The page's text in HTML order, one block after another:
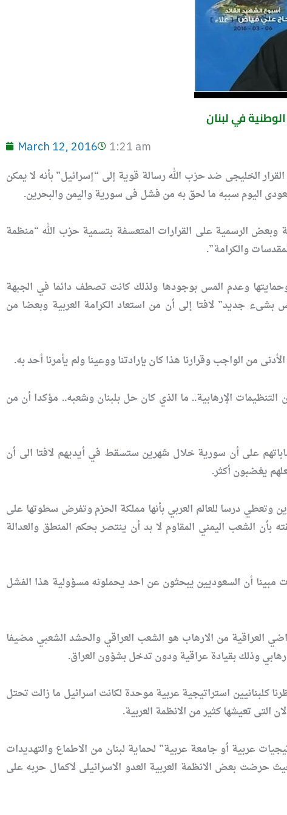
في لبنان
March 12, 2016 1:21 am
الخليجى ضد حزب الله رسالة قوية إلى “إسرائيل” بأنه لا يمكن
اليوم سببه ما لحق به من فشل فى سورية واليمن والبحرين.
الرسمية على القرارات المتعسفة بتسمية حزب الله “منظمة
والكرامة”.
وعدم المس بوجودها ولذلك كانت تصطف دائما في الجبهة
بشىء جديد” لافتا إلى أن من استعاد الكرامة العربية وبعضا من
من الواجب وقرارنا هذا كان بإرادتنا ووعينا ولم يأمرنا أحد به.
الإرهابية.. ما الذي كان حل بلبنان وشعبه.. مؤكدا أن من
على أن سورية خلال شهرين ستسقط في أيديهم لافتا الى أن
يغضبون أكثر.
وتعطي درسا للعالم العربي بأنها مملكة الحزم وتفرض سطوتها على
بأن الشعب اليمني المقاوم لا بد أن ينتصر بحكم المنطق والعدالة
السعودي في البحرين وهو يتمثل في الفشل بإنهاء الانتفاضة الشعبية بعد 5 سنوات مبينا أن السعوديين يبحثون عن احد يحملونه مسؤولية هذا الفشل
العراقية من الارهاب هو الشعب العراقي والحشد الشعبي مضيفا
إرهابي وذلك بقيادة عراقية ودون تدخل بشؤون العراق.
كلبنانيين استراتيجية عربية موحدة لكانت اسرائيل ما زالت تحتل
التى تعيشها كثير من الانظمة العربية.
عربية أو جامعة عربية” لحماية لبنان من الاطماع والتهديدات
الاسرائيلية يراهن على سراب وخيال لافتا الى ما حصل خلال عدوان تموز عام 2006 حيث حرضت بعض الانظمة العربية العدو الاسرائيلى لاكمال حربه على